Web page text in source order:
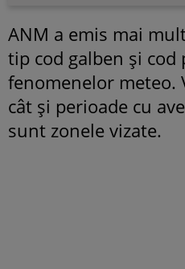
ANM a emis mai
tip cod galben și
fenomenelor meteo.
cât și perioade cu
sunt zonele vizate.